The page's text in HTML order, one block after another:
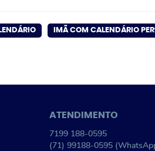
IMÃ COM CALENDÁRIO
ATENDIMENTO
7199 188-0595
(71) 99188-0595